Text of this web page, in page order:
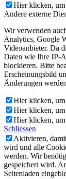
Hier klicken,
Andere externe
Wir verwenden
Analytics, Google
Videoanbieter. Da
Daten wie Ihre IP-
blockieren. Bitte
Erscheinungsbild
Änderungen
Hier klicken, um
Hier klicken,
Hier klicken, um
Schliessen
Aktivieren,
wird und alle
werden. Wir
gespeichert wird.
Seitenladen